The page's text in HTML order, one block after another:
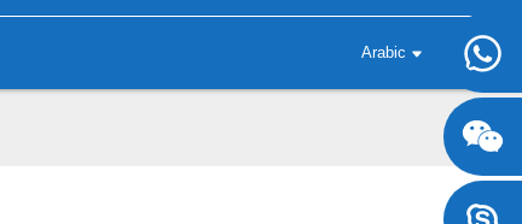
Arabic
+8617707697471